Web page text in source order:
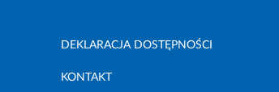
DEKLARACJA DOSTĘPNOŚCI
KONTAKT